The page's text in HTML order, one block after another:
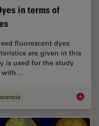
in terms of
fluorescent dyes
are given in this
is used for the study
with…